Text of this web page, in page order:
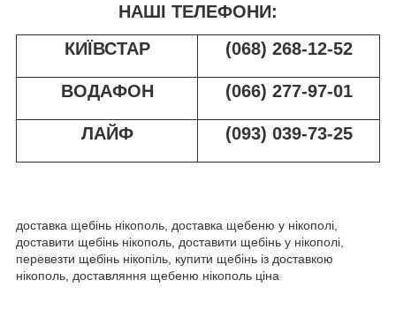
НАШІ ТЕЛЕФОНИ:
КИЇВСТАР
(068) 268-12-52
ВОДАФОН (066) 277-97-01
ЛАЙФ (093) 039-73-25
доставка щебінь нікополь, доставка щебеню у нікополі,
доставити щебінь нікополь, доставити щебінь у нікополі,
перевезти щебінь нікопіль, купити щебінь із доставкою
нікополь, доставляння щебеню нікополь ціна